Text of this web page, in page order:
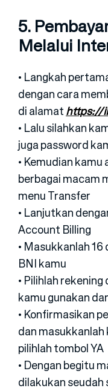
5.
Melalui
• Langkah
dengan cara
di alamathttps://
• Lalu silahkan
juga password
• Kemudian
berbagai macam
menu Transfer
• Lanjutkan
Account Billing
• Masukkanlah
BNI kamu
• Pilihlah
kamu gunakan
• Konfirmasikan
dan
pilihlah tombol YA
• Dengan begitu
dilakukan seudah